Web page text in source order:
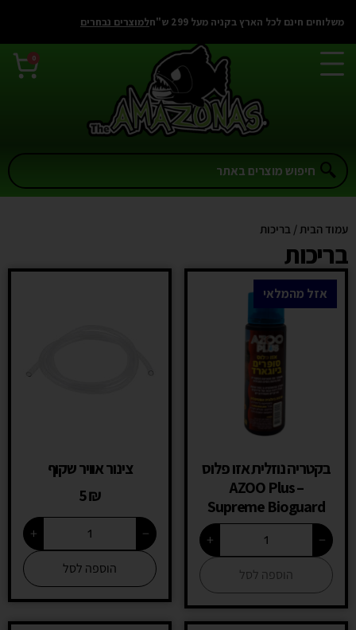
משלוחים חינם לכל הארץ בקניה מעל 299 ש"ח למוצרים נבחרים
0
עמוד הבית / בריכות
בריכות
אזל מהמלאי
בקטריה נוזלית אזו פלוס
– AZOO Plus
Supreme Bioguard
−
+
הוספה לסל
צינור אוויר שקוף
5₪
−
+
הוספה לסל